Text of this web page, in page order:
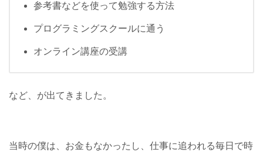
参考書などを使って勉強する方法
プログラミングスクールに通う
オンライン講座の受講
など、が出てきました。
当時の僕は、お金もなかったし、仕事に追われる毎日で時